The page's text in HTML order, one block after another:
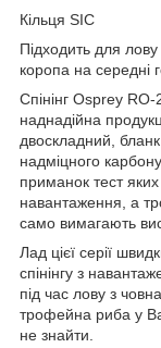
Кільця SIC
Підходить для
коропа на середні
Спінінг Osprey
наднадійна
двоскладний,
надміцного
приманок тест
навантаження, а
само вимагають
Лад цієї серії
спінінгу з
під час лову з
трофейна риба у
не знайти.